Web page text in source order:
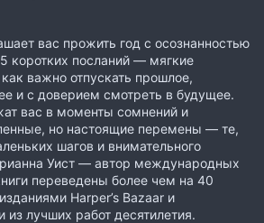
вас прожить год с осознанностью
коротких посланий — мягкие
важно отпускать прошлое,
и с доверием смотреть в будущее.
вас в моменты сомнений и
но настоящие перемены — те,
шагов и внимательного
Уист — автор международных
переведены более чем на 40
Harper’s Bazaar и
из лучших работ десятилетия.